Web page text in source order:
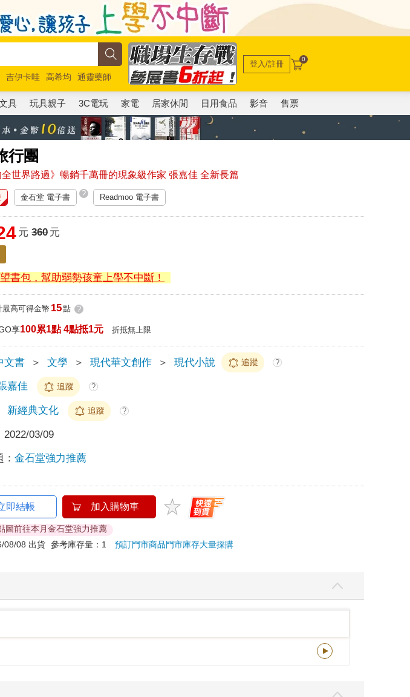
吉伊卡哇 高希均
通靈藥師
超慢跑
登入/註冊 0
具 玩具親子 3C電玩 家電 居家休閒 日用食品 影音 售票
行團
全世界路過》暢銷千萬冊的現象級作家 張嘉佳 全新長篇
金石堂 電子書 ? Readmoo 電子書
元 360元
書包，幫助弱勢孩童上學不中斷！
最高可得金幣 15點 ?
享100累1點 4點抵1元 折抵無上限
文書 ＞ 文學 ＞ 現代華文創作 ＞ 現代小說 追蹤 ?
嘉佳 追蹤 ?
新經典文化 追蹤 ?
2022/03/09
：金石堂強力推薦
即結帳 加入購物車
圖前往本月金石堂強力推薦
08/08 出貨 參考庫存量：1預訂門市商品門市庫存大量採購